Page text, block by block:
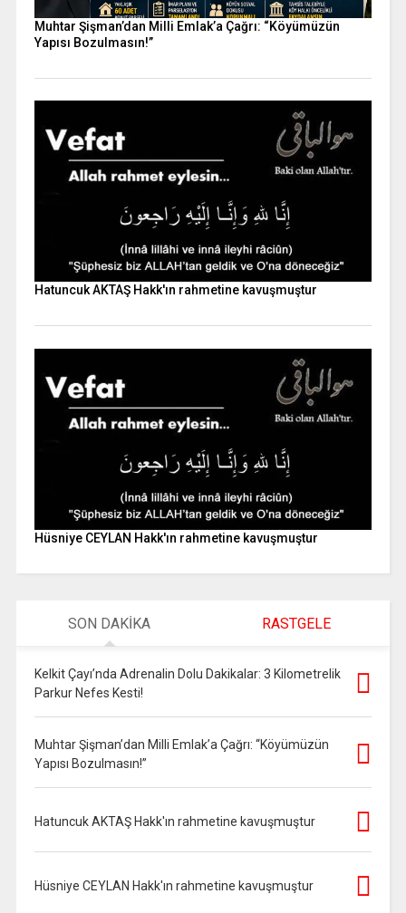
Muhtar Şişman’dan Milli Emlak’a Çağrı: “Köyümüzün
Yapısı Bozulmasın!”
Hatuncuk AKTAŞ Hakk'ın rahmetine kavuşmuştur
Hüsniye CEYLAN Hakk'ın rahmetine kavuşmuştur
SON DAKİKA RASTGELE
Kelkit Çayı’nda Adrenalin Dolu Dakikalar: 3 Kilometrelik
Parkur Nefes Kesti!
Muhtar Şişman’dan Milli Emlak’a Çağrı: “Köyümüzün
Yapısı Bozulmasın!”
Hatuncuk AKTAŞ Hakk'ın rahmetine kavuşmuştur
Hüsniye CEYLAN Hakk'ın rahmetine kavuşmuştur